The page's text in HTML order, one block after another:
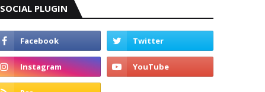
SOCIAL PLUGIN